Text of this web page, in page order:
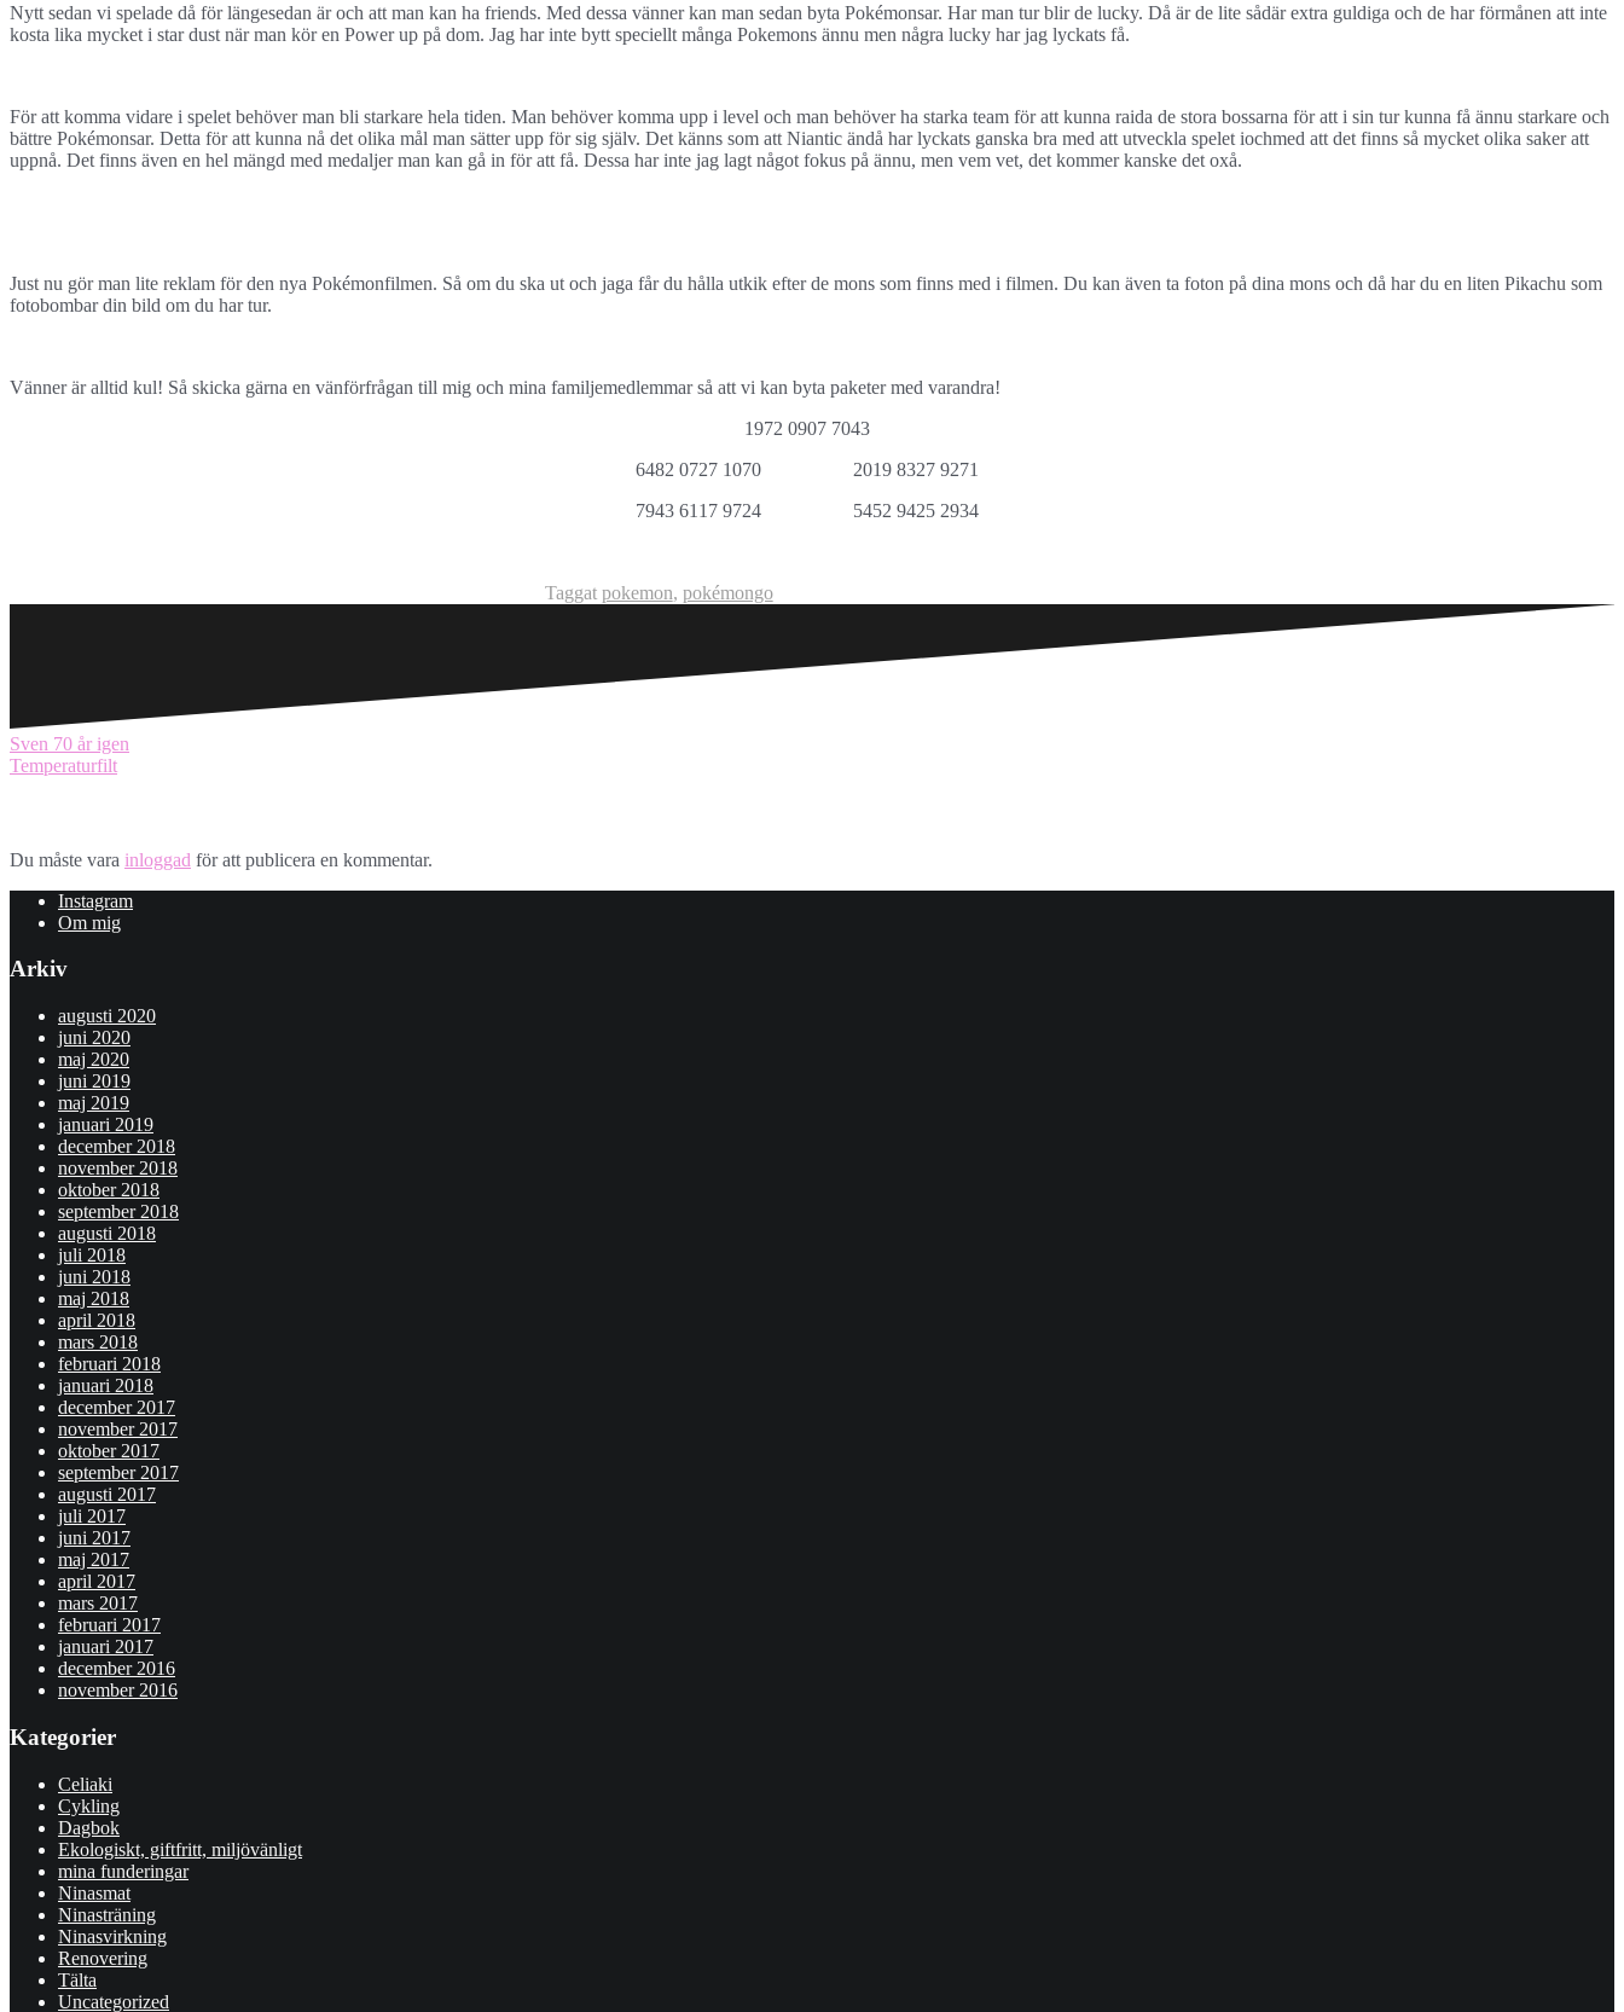
Nytt sedan vi spelade då för längesedan är och att man kan ha friends. Med dessa vänner kan man sedan byta Pokémonsar. Har man tur blir de lucky. Då är de lite sådär extra guldiga och de har förmånen att inte
kosta lika mycket i star dust när man kör en Power up på dom. Jag har inte bytt speciellt många Pokemons ännu men några lucky har jag lyckats få.
För att komma vidare i spelet behöver man bli starkare hela tiden. Man behöver komma upp i level och man behöver ha starka team för att kunna raida de stora bossarna för att i sin tur kunna få ännu starkare och
bättre Pokémonsar. Detta för att kunna nå det olika mål man sätter upp för sig själv. Det känns som att Niantic ändå har lyckats ganska bra med att utveckla spelet iochmed att det finns så mycket olika saker att
uppnå. Det finns även en hel mängd med medaljer man kan gå in för att få. Dessa har inte jag lagt något fokus på ännu, men vem vet, det kommer kanske det oxå.
Just nu gör man lite reklam för den nya Pokémonfilmen. Så om du ska ut och jaga får du hålla utkik efter de mons som finns med i filmen. Du kan även ta foton på dina mons och då har du en liten Pikachu som
fotobombar din bild om du har tur.
Vänner är alltid kul! Så skicka gärna en vänförfrågan till mig och mina familjemedlemmar så att vi kan byta paketer med varandra!
1972 0907 7043
6482 0727 1070
2019 8327 9271
7943 6117 9724
5452 9425 2934
Taggat pokemon, pokémongo
Inläggsnavigering
Sven 70 år igen
Temperaturfilt
Du måste vara inloggad för att publicera en kommentar.
Instagram
Om mig
Arkiv
augusti 2020
juni 2020
maj 2020
juni 2019
maj 2019
januari 2019
december 2018
november 2018
oktober 2018
september 2018
augusti 2018
juli 2018
juni 2018
maj 2018
april 2018
mars 2018
februari 2018
januari 2018
december 2017
november 2017
oktober 2017
september 2017
augusti 2017
juli 2017
juni 2017
maj 2017
april 2017
mars 2017
februari 2017
januari 2017
december 2016
november 2016
Kategorier
Celiaki
Cykling
Dagbok
Ekologiskt, giftfritt, miljövänligt
mina funderingar
Ninasmat
Ninasträning
Ninasvirkning
Renovering
Tälta
Uncategorized